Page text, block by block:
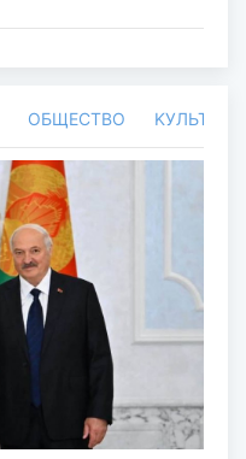
ОБЩЕСТВО KУЛЬТУРА